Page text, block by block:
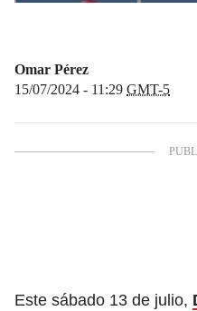
Omar Pérez
15/07/2024 - 11:29 GMT-5
Este sábado 13 de julio,